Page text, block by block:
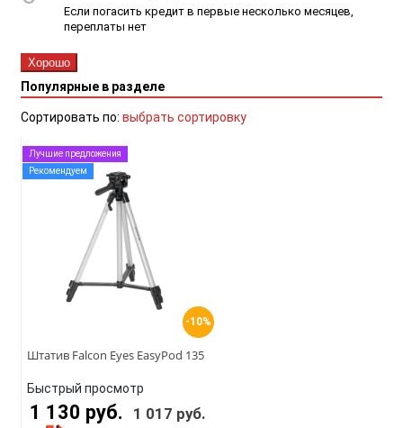
Если погасить кредит в первые несколько месяцев,
переплаты нет
Хорошо
Популярные в разделе
Сортировать по: выбрать сортировку
-10%
Лучшие предложения
Рекомендуем
Штатив Falcon Eyes EasyPod 135
Быстрый просмотр
1 130 руб. 1 017 руб.